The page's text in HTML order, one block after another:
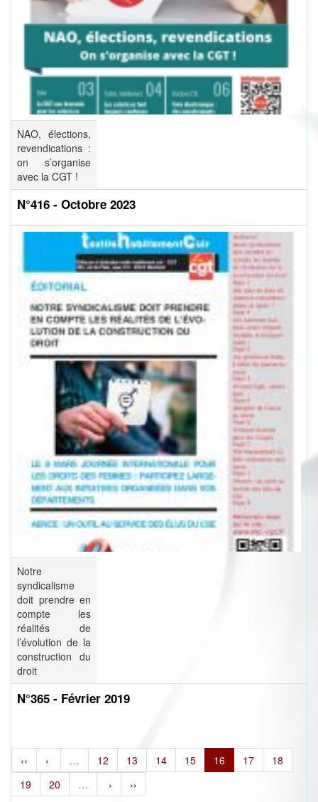
NAO, élections,
revendications :
on s’organise
avec la CGT !
N°416 - Octobre 2023
Notre
syndicalisme
doit prendre en
compte les
réalités de
l’évolution de la
construction du
droit
N°365 - Février 2019
‹‹ ‹ … 12 13 14 15 16 17
18
19
20 … › ››